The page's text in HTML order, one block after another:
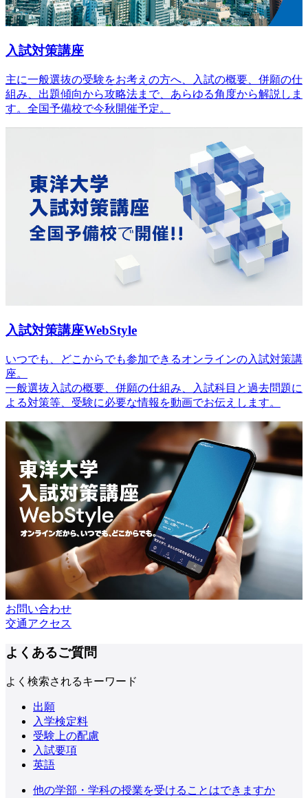
入試対策講座
主に一般選抜の受験をお考えの方へ、入試の概要、併願の仕
組み、出題傾向から攻略法まで、あらゆる角度から解説しま
す。全国予備校で今秋開催予定。
入試対策講座WebStyle
いつでも、どこからでも参加できるオンラインの入試対策講
座。
一般選抜入試の概要、併願の仕組み、入試科目と過去問題に
よる対策等、受験に必要な情報を動画でお伝えします。
お問い合わせ
交通アクセス
よくあるご質問
よく検索されるキーワード
出願
入学検定料
受験上の配慮
入試要項
英語
他の学部・学科の授業を受けることはできますか